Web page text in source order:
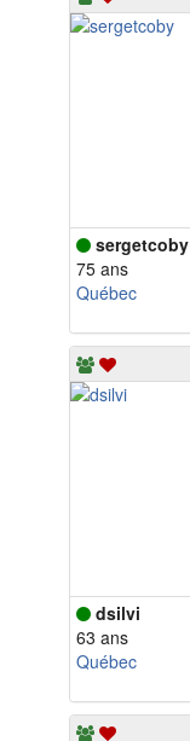
sergetcoby
75 ans
Québec
dsilvi
63 ans
Québec